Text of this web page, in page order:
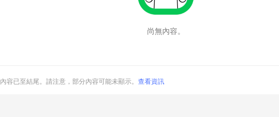
尚無內容。
內容已至結尾。請注意，部分內容可能未顯示。 查看資訊